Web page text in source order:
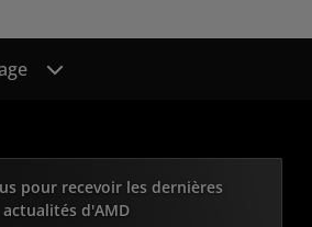
pour recevoir les dernières
actualités d'AMD